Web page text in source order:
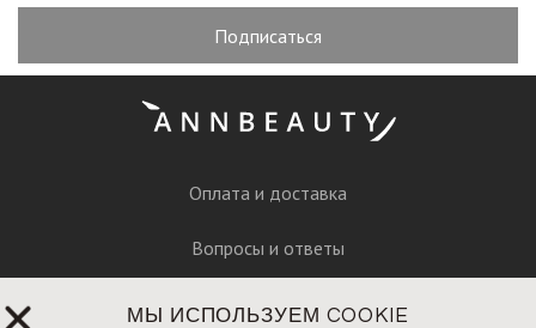
Подписаться
Оплата и доставка
Вопросы и ответы
Руководство по уходу
МЫ ИСПОЛЬЗУЕМ COOKIE